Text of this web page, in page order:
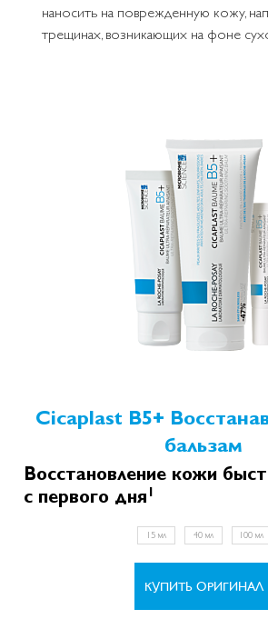
наносить на поврежденную кожу,
трещинах, возникающих на фоне
Cicaplast B5+
бальзам
Восстановление кожи
с первого дня 1
15 мл 40 мл 100 мл
КУПИТЬ ОРИГИНАЛ